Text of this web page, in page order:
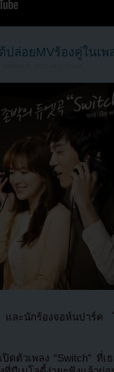
ล่อยMVร้องคู่ในเพล
ละนักร้องจอห์นปาร์ค
ดตัวเพลง “Switch” ที่เ